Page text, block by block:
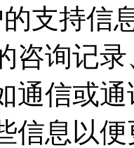
支持信
咨询记
通信或
信息以